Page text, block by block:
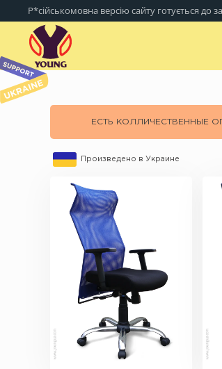
Р*сійськомовна версію сайту готується до
ЕСТЬ КОЛЛИЧЕСТВЕННЫЕ
Произведено в Украине